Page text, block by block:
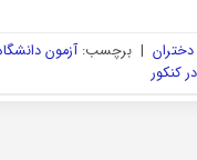
| برچسب:آزمون
کنکور